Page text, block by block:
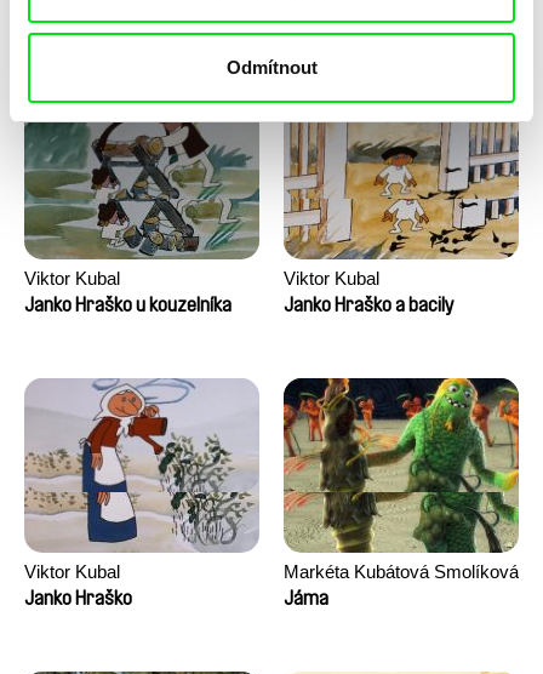
Odmítnout
Auguste Lefort, Antoine Rossi
dobrodružství
Viktor Kubal
Janko Hraško u kouzelníka
Viktor Kubal
Janko Hraško a bacily
Viktor Kubal
Janko Hraško
Markéta Kubátová Smolíková
Jáma